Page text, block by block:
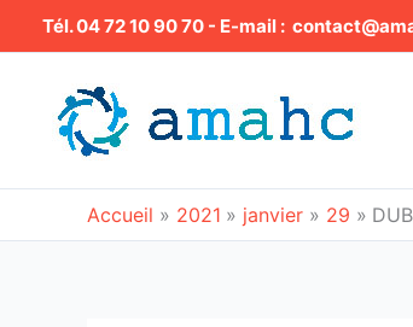
au
Tél. 04 72 10 90 70 - E-mail :
Accueil 2021 janvier 29